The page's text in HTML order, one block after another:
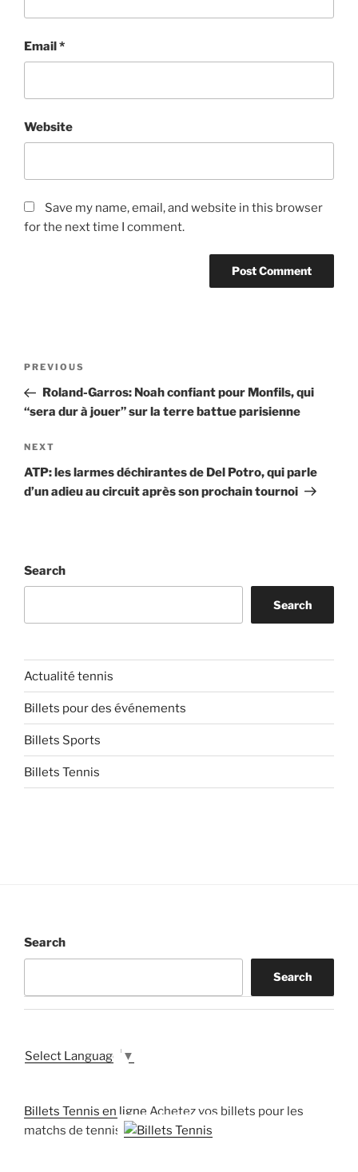
Email*
Website
Save my name, email, and website in this browser
for the next time I comment.
Previous
Post
PREVIOUS
Roland-Garros: Noah confiant pour Monfils, qui
“sera dur à jouer” sur la terre battue parisienne
Next
Post
NEXT
ATP: les larmes déchirantes de Del Potro, qui parle
d’un adieu au circuit après son prochain tournoi
Search
Search
Actualité tennis
Billets pour des événements
Billets Sports
Billets Tennis
Search
Search
Select Language ▼
Billets Tennis en ligne Achetez vos billets pour les
matchs de tennis